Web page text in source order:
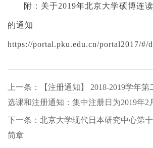
附：关于2019年北京大学硕博连
的通知
https://portal.pku.edu.cn/portal2017/#/
上一条：【注册通知】 2018-2019学年
选课和注册通知：集中注册日为2019年2
下一条：北京大学现代日本研究中心第
简章